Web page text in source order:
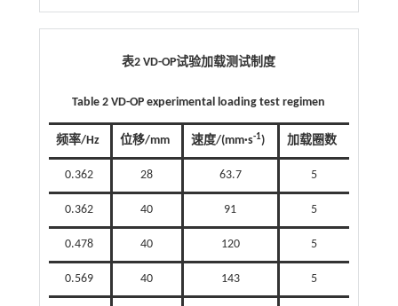
表2VD-OP试验加载测试制度
Table 2 VD-OP experimental loading test regimen
频率/Hz 位移/mm 速度/(mm·s-1) 加载圈数
0.362 28 63.7 5
0.362 40 91 5
0.478 40 120 5
0.569 40 143 5